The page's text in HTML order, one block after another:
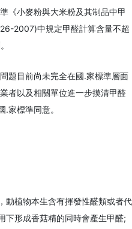
《小麥粉與大米粉及其制品中甲
2007)中規定甲醛計算含量不超
題目前尚未完全在國.家標準層面
者以及相關單位進一步摸清甲醛
家標準同意。
動植物本生含有揮發性醛類或者代
下形成香菇精的同時會產生甲醛;